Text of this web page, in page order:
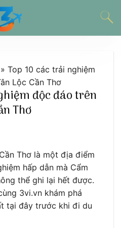
» Top 10 các trải nghiệm
Lộc Cần Thơ
độc đáo trên
Thơ
Thơ là một địa điểm
hấp dẫn mà Cẩm
thể ghi lại hết được.
3vi.vn khám phá
tại đây trước khi đi du